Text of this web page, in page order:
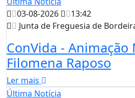
03-08-2026
13:42
Junta de Freguesia de
ConVida - Animação
Filomena Raposo
Ler mais
Última Notícia